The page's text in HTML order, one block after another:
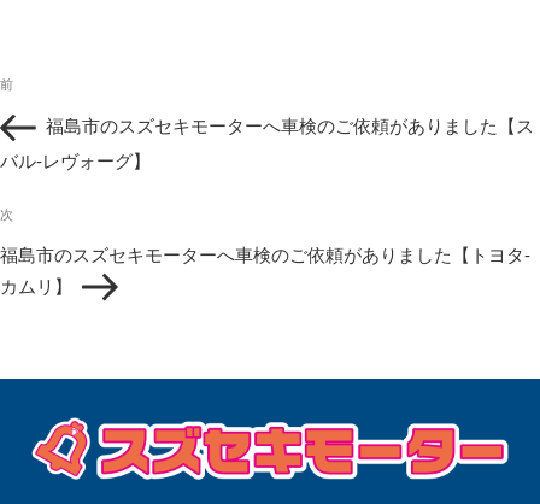
稿
ナ
ビ
ゲ
シ
ョ
ン
過
の
投
前
福島市のスズセキモーターへ車検のご依頼がありました【ス
バル-レヴォーグ】
次
投
稿
次
福島市のスズセキモーターへ車検のご依頼がありました【トヨタ-
カムリ】